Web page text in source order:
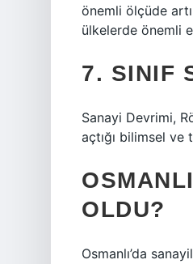
önemli ölçüde
ülkelerde önemli
7. SINIF
Sanayi Devrimi,
açtığı bilimsel ve
OLDU?
Osmanlı’da